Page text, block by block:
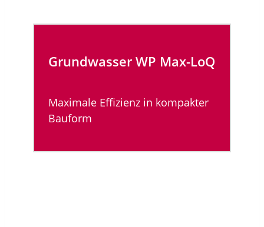
Grundwasser WP Max-LoQ
Maximale Effizienz in kompakter
Bauform